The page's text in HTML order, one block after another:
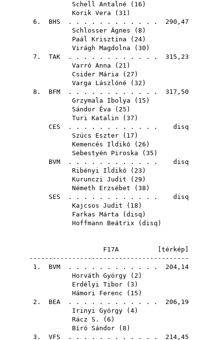
Schell Antalné ( 16 )
Korik Vera ( 31 )
6. BHS . . . . . . . . . . . . 290,47
Schlosser Ágnes ( 8 )
Paál Krisztina ( 24)
Virágh Magdolna ( 30 )
7. TAK . . . . . . . . . . . . 315,23
Varró Anna ( 21 )
Csider Mária ( 27 )
Varga Lászlóné ( 32 )
8. BFM . . . . . . . . . . . . 317,50
Grzymala Ibolya ( 15 )
Sándor Éva ( 25 )
Turi Katalin ( 37 )
CES . . . . . . . . . . . . disq
Szücs Eszter ( 17 )
Kemencés Ildikó ( 26 )
Sebestyén Piroska ( 35 )
BVM . . . . . . . . . . . . disq
Ribényi Ildikó ( 23 )
Kurunczi Judit ( 29 )
Németh Erzsébet ( 38 )
SES . . . . . . . . . . . . disq
Kajcsos Judit ( 18 )
Farkas Márta ( disq )
Hoffmann Beátrix ( disq )
F17A [ térkép
-----------------------------------------
1. BVM . . . . . . . . . . . . 204,14
Horváth György ( 2 )
Erdélyi Tibor ( 3 )
Hámori Ferenc ( 15 )
2. BEA . . . . . . . . . . . . 206,19
Irinyi György ( 4)
Rácz S.
( 6 )
Bíró Sándor ( 8 )
3. VFS . . . . . . . . . . . . 214,45